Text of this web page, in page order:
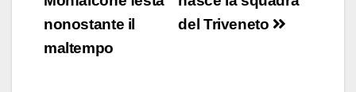
b
o
dI
vi
del Triveneto
nonostante il
maltempo